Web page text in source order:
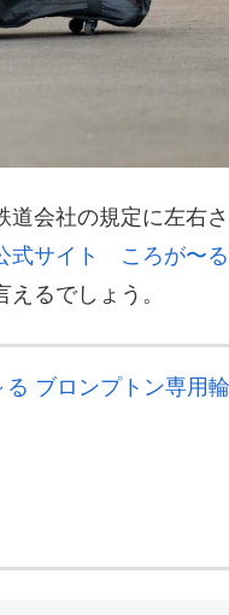
会社の規定に左右
式サイト ころが〜
るでしょう。
ブロンプトン専用